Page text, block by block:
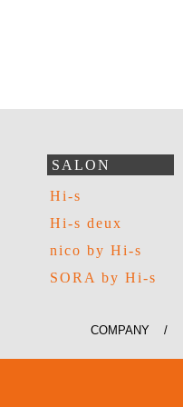
SALON
Hi-s
Hi-s deux
nico by Hi-s
SORA by Hi-s
COMPANY/